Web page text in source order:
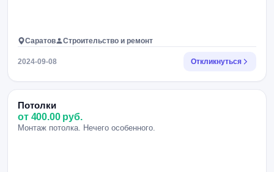
Саратов Строительство и ремонт
2024-09-08 Откликнуться
Потолки
от 400.00 руб.
Монтаж потолка. Нечего особенного.